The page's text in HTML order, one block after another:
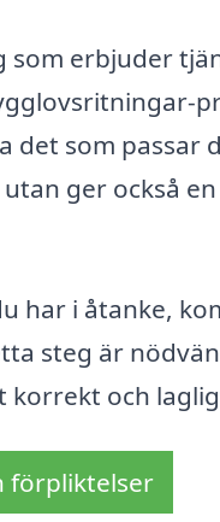
erbjuder
det som passar
ger också
har i åtanke,
steg är
korrekt och
förpliktelser